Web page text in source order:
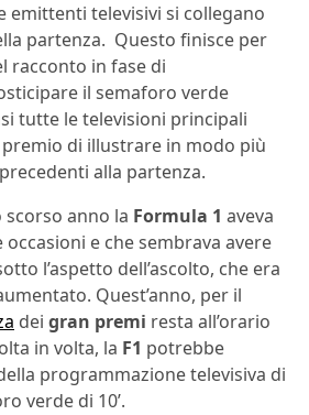
emittenti televisivi si collegano
partenza. Questo finisce per
racconto in fase di
il semaforo verde
tutte le televisioni principali
di illustrare in modo più
alla partenza.
scorso anno la Formula 1 aveva
e che sembrava avere
l’aspetto dell’ascolto, che era
Quest’anno, per il
dei gran premi resta all’orario
in volta, la F1 potrebbe
programmazione televisiva di
verde di 10’.